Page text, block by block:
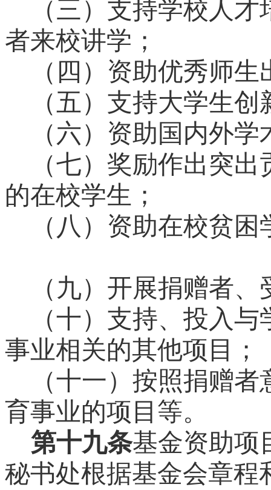
（三）支持学校人
者来校讲学；
（四）资助优秀师
（五）支持大学生
（六）资助国内外
（七）奖励作出突
的在校学生；
（八）资助在校贫困
（九）开展捐赠者
（十）支持、投入
事业相关的其他项目；
（十一）按照捐赠
育事业的项目等。
第十九条基金资助项
秘书处根据基金会章程